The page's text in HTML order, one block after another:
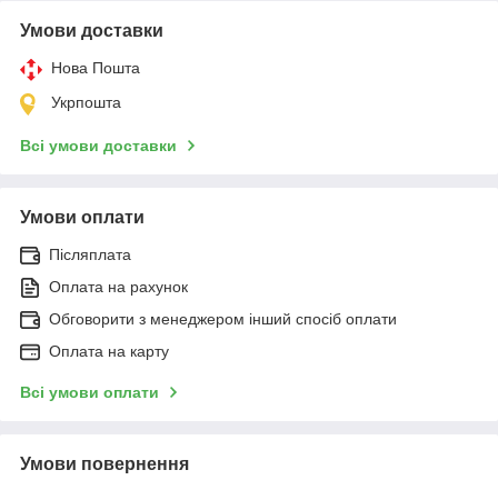
Умови доставки
Нова Пошта
Укрпошта
Всі умови доставки
Умови оплати
Післяплата
Оплата на рахунок
Обговорити з менеджером інший спосіб оплати
Оплата на карту
Всі умови оплати
Умови повернення